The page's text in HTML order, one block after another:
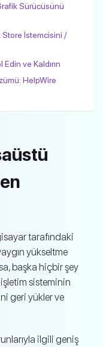
Sürücüsünü
İstemcisini /
ve Kaldırın
HelpWire
tarafındaki
yükseltme
başka hiçbir şey
sisteminin
geri yükler ve
ilgili geniş